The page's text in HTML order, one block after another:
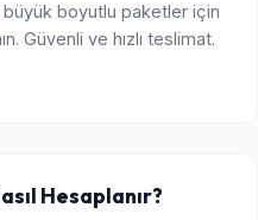
büyük boyutlu paketler için
Güvenli ve hızlı teslimat.
Hesaplanır?